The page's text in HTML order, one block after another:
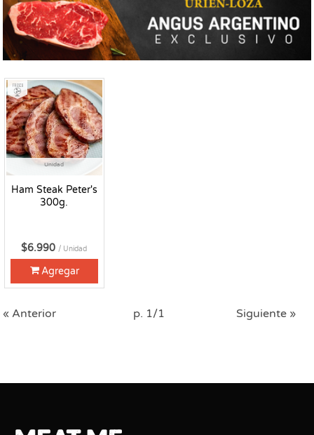
Unidad
Ham Steak Peter's
300g.
Fresco
$6.990 / Unidad
Agregar
« Anterior p. 1/1 Siguiente »